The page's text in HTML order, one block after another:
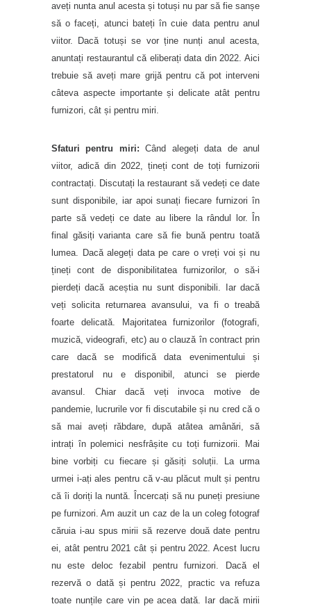
aveți nunta anul acesta și totuși nu par să fie sanșe
să o faceți, atunci bateți în cuie data pentru anul
viitor. Dacă totuși se vor ține nunți anul acesta,
anuntați restaurantul că eliberați data din 2022. Aici
trebuie să aveți mare grijă pentru că pot interveni
câteva aspecte importante și delicate atât pentru
furnizori, cât și pentru miri.
Sfaturi pentru miri:Când alegeți data de anul
viitor, adică din 2022, țineți cont de toți furnizorii
contractați. Discutați la restaurant să vedeți ce date
sunt disponibile, iar apoi sunați fiecare furnizori în
parte să vedeți ce date au libere la rândul lor. În
final găsiți varianta care să fie bună pentru toată
lumea. Dacă alegeți data pe care o vreți voi și nu
țineți cont de disponibilitatea furnizorilor, o să-i
pierdeți dacă aceștia nu sunt disponibili. Iar dacă
veți solicita returnarea avansului, va fi o treabă
foarte delicată. Majoritatea furnizorilor (fotografi,
muzică, videografi, etc) au o clauză în contract prin
care dacă se modifică data evenimentului și
prestatorul nu e disponibil, atunci se pierde
avansul. Chiar dacă veți invoca motive de
pandemie, lucrurile vor fi discutabile și nu cred că o
să mai aveți răbdare, după atâtea amânări, să
intrați în polemici nesfrâșite cu toți furnizorii. Mai
bine vorbiți cu fiecare și găsiți soluții. La urma
urmei i-ați ales pentru că v-au plăcut mult și pentru
că îi doriți la nuntă. Încercați să nu puneți presiune
pe furnizori. Am auzit un caz de la un coleg fotograf
căruia i-au spus mirii să rezerve două date pentru
ei, atât pentru 2021 cât și pentru 2022. Acest lucru
nu este deloc fezabil pentru furnizori. Dacă el
rezervă o dată și pentru 2022, practic va refuza
toate nunțile care vin pe acea dată. Iar dacă mirii